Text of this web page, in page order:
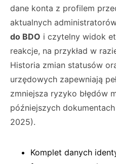
dane konta z profilem
aktualnych
do BDO i czytelny widok
reakcje, na przykład w
Historia zmian statusów
urzędowych zapewniają
zmniejsza ryzyko błędów
późniejszych
2025).
Komplet danych